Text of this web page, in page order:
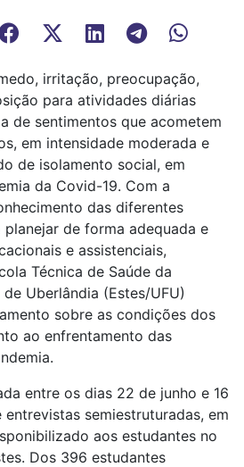
irritação, preocupação,
para atividades diárias
de sentimentos que acometem
em intensidade moderada e
de isolamento social, em
da Covid-19. Com a
das diferentes
de forma adequada e
e assistenciais,
Técnica de Saúde da
Uberlândia (Estes/UFU)
sobre as condições dos
ao enfrentamento das
entre os dias 22 de junho e 16
semiestruturadas, em
aos estudantes no
Dos 396 estudantes